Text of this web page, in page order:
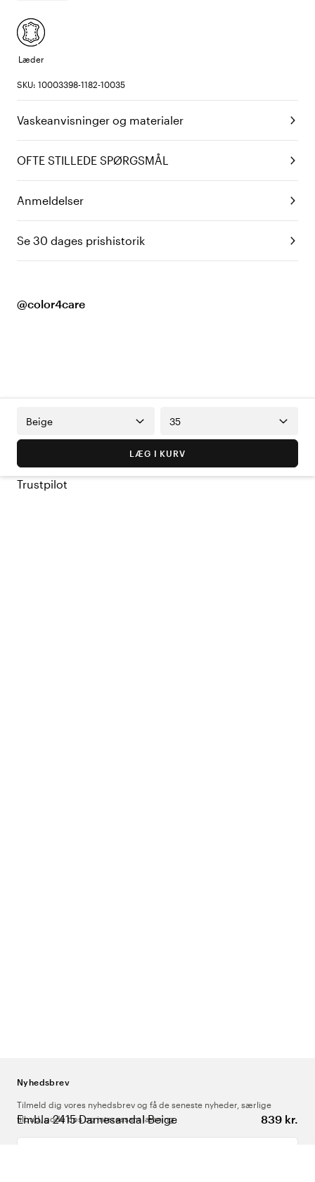
Læder
SKU: 10003398-1182-10035
Vaskeanvisninger og materialer
OFTE STILLEDE SPØRGSMÅL
Anmeldelser
Se 30 dages prishistorik
@color4care
Embla 2415 Damesandal Beige 839 kr.
Beige 35
LÆG I KURV
Trustpilot
Nyhedsbrev
Tilmeld dig vores nyhedsbrev og få de seneste nyheder, særlige
tilbud, gode tips og interessant læsning
Indtast din e-mailadresse